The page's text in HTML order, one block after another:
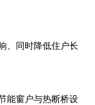
、同时降低住户长
能窗户与热断桥设